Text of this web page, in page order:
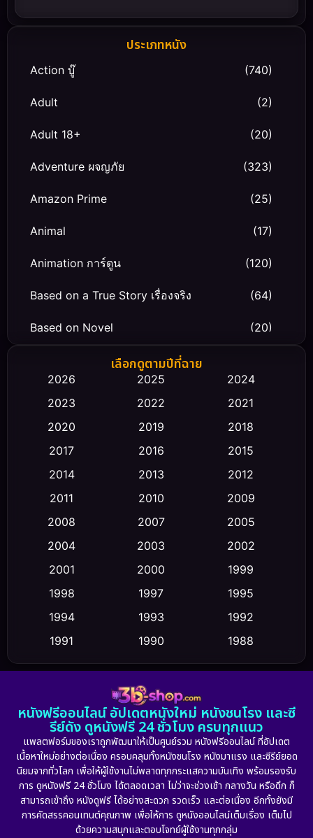
ประเภทหนัง
Action บู๊ (740)
Adult (2)
Adult 18+ (20)
Adventure ผจญภัย (323)
Amazon Prime (25)
Animal (17)
Animation การ์ตูน (120)
Based on a True Story เรื่องจริง (64)
Based on Novel (20)
Biography ชีวิตจริง
Classic หนังคลาสสิก (23)
Comedy ตลก (475)
Conspiracy
Crime อาชญากรรม (355)
Culture (23)
Dance เต้น
Detective สืบสวน (5)
Detective สืบสวน (56)
Disaster (10)
Disney+ (24)
เลือกดูตามปีที่ฉาย
2026 2025
2024
2023
2022
2021
2020
2019
2018
2017
2016
2015
2014
2013
2012
2011
2010
2009
2008
2007
2005
2004
2003
2002
2001
2000
1999
1998
1997
1995
1994
1993
1992
1991
1990
1988
1986
1985
1983
1981
1974
1971 1962
หนังฟรีออนไลน์ อัปเดตหนังใหม่ หนังชนโรง และซี
รีย์ดัง ดูหนังฟรี 24 ชั่วโมง ครบทุกแนว
แพลตฟอร์มของเราถูกพัฒนาให้เป็นศูนย์รวม หนังฟรีออนไลน์ ที่อัปเดต
เนื้อหาใหม่อย่างต่อเนื่อง ครอบคลุมทั้งหนังชนโรง หนังมาแรง และซีรีย์ยอด
นิยมจากทั่วโลก เพื่อให้ผู้ใช้งานไม่พลาดทุกกระแสความบันเทิง พร้อมรองรับ
การ ดูหนังฟรี 24 ชั่วโมง ได้ตลอดเวลา ไม่ว่าจะช่วงเช้า กลางวัน หรือดึก ก็
สามารถเข้าถึง หนังดูฟรี ได้อย่างสะดวก รวดเร็ว และต่อเนื่อง อีกทั้งยังมี
การคัดสรรคอนเทนต์คุณภาพ เพื่อให้การ ดูหนังออนไลน์เต็มเรื่อง เต็มไป
ด้วยความสนุกและตอบโจทย์ผู้ใช้งานทุกกลุ่ม